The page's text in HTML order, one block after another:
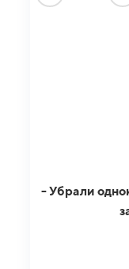
- Убрали